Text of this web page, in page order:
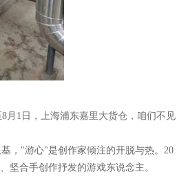
月1日，上海浦东嘉里大货仓，咱们不见
，"游心"是创作家倾注的开脱与热。20
坚合手创作抒发的游戏东说念主。